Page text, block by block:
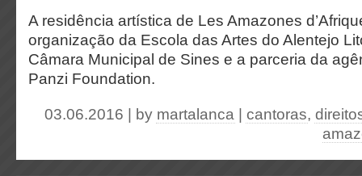
A residência artística de Les Amazones
organização da Escola das Artes do Alentejo
Câmara Municipal de Sines e a parceria da
Panzi Foundation.
03.06.2016 | by martalanca cantoras,